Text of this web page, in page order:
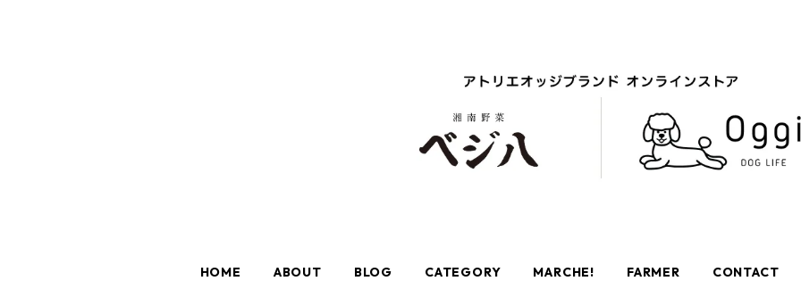
HOME ABOUT BLOG CATEGORY MARCHE! FARMER CONTACT